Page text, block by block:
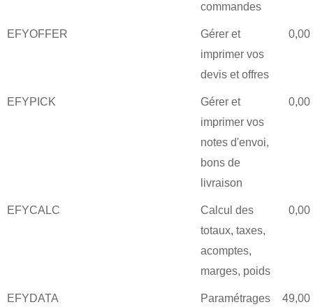
commandes
EFYOFFER
Gérer et
imprimer vos
devis et offres
0,00
EFYPICK
Gérer et
imprimer vos
notes d'envoi,
bons de
livraison
0,00
EFYCALC
Calcul des
totaux, taxes,
acomptes,
marges, poids
0,00
EFYDATA
Paramétrages
49,00